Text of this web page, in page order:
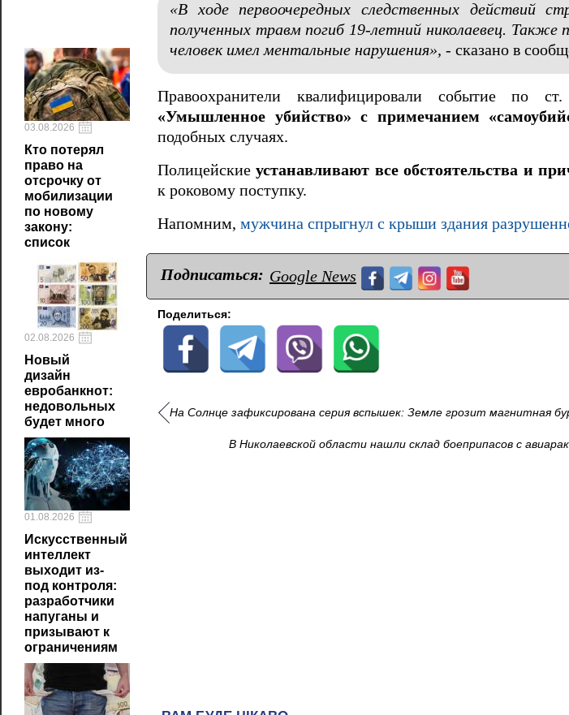
03.08.2026
Кто потерял
право на
отсрочку от
мобилизации
по новому
закону:
список
02.08.2026
Новый
дизайн
евробанкнот:
недовольных
будет много
01.08.2026
Искусственный
интеллект
выходит из-
под контроля:
разработчики
напуганы и
призывают к
ограничениям
«В ходе первоочередных следственных действий
полученных травм погиб 19-летний николаевец. Также
человек имел ментальные нарушения», - сказано в
Правоохранители квалифицировали событие по
«Умышленное убийство» с примечанием
подобных случаях.
Полицейскиеустанавливают все обстоятельства и
к роковому поступку.
Напомним, мужчина спрыгнул с крыши здания
Подписаться: Google News
Поделиться:
На Солнце зафиксирована серия вспышек: Земле грозит магнитная
В Николаевской области нашли склад боеприпасов с